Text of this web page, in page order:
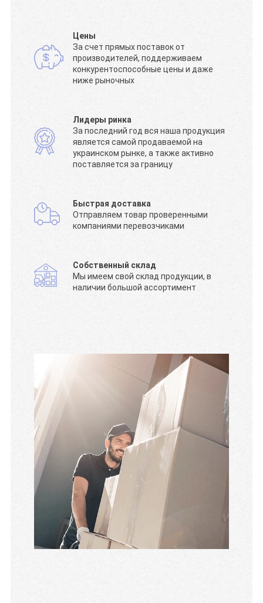
Цены
За счет прямых поставок от
производителей, поддерживаем
конкурентоспособные цены и даже
ниже рыночных
Лидеры ринка
За последний год вся наша продукция
является самой продаваемой на
украинском рынке, а также активно
поставляется за границу
Быстрая доставка
Отправляем товар проверенными
компаниями перевозчиками
Собственный склад
Мы имеем свой склад продукции, в
наличии большой ассортимент